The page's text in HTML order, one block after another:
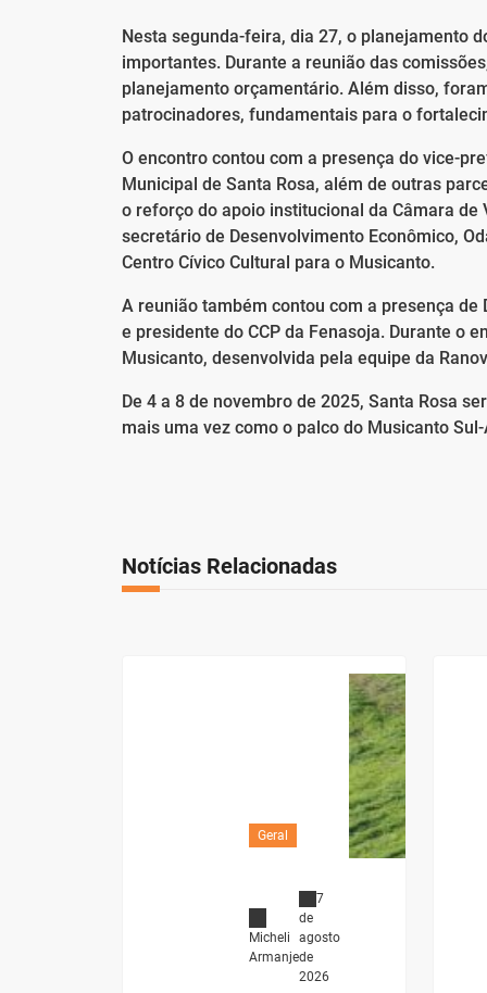
Nesta segunda-feira, dia 27, o planejamento
importantes. Durante a reunião das
planejamento orçamentário. Além disso,
patrocinadores, fundamentais para o
O encontro contou com a presença do vice-
Municipal de Santa Rosa, além de outras
o reforço do apoio institucional da Câmara
secretário de Desenvolvimento Econômico,
Centro Cívico Cultural para o Musicanto.
A reunião também contou com a presença
e presidente do CCP da Fenasoja. Durante o
Musicanto, desenvolvida pela equipe da
De 4 a 8 de novembro de 2025, Santa Rosa
mais uma vez como o palco do Musicanto
Notícias Relacionadas
Geral
Micheli
Armanje
7
de
agosto
de
2026